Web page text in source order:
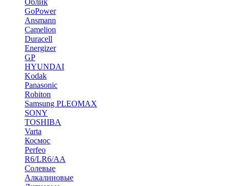
Облик
GoPower
Ansmann
Camelion
Duracell
Energizer
GP
HYUNDAI
Kodak
Panasonic
Robiton
Samsung PLEOMAX
SONY
TOSHIBA
Varta
Космос
Perfeo
R6/LR6/AA
Солевые
Алкалиновые